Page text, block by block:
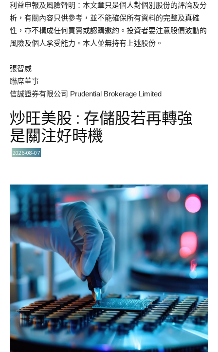
利益申報及風險聲明：本文章只是個人對個別股份的評論及分
析，有關內容只供參考，並不能確保所有資料的完整及真確
性，亦不構成任何買賣或認購邀約。投資者要注意股價波動的
風險及個人承受能力。本人並無持有上述股份。
張智威
聯席董事
信誠證券有限公司 Prudential Brokerage Limited
炒旺美股 : 存儲股若再轉強
是關注好時機
2026-08-07